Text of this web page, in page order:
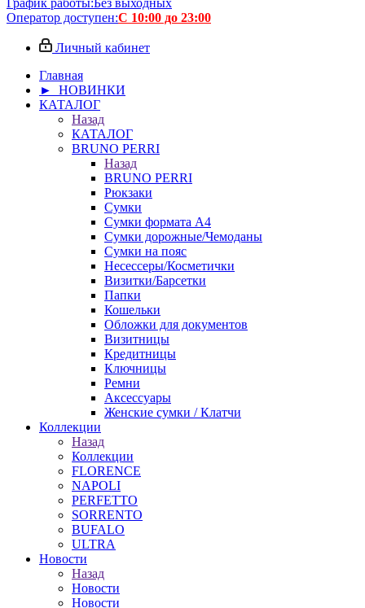
График работы: Без выходных
Оператор доступен:С 10:00 до 23:00
Личный кабинет
Главная
► НОВИНКИ
КАТАЛОГ
Назад
КАТАЛОГ
BRUNO PERRI
Назад
BRUNO PERRI
Рюкзаки
Сумки
Сумки формата А4
Сумки дорожные/Чемоданы
Сумки на пояс
Несессеры/Косметички
Визитки/Барсетки
Папки
Кошельки
Обложки для документов
Визитницы
Кредитницы
Ключницы
Ремни
Аксессуары
Женские сумки / Клатчи
Коллекции
Назад
Коллекции
FLORENCE
NAPOLI
PERFETTO
SORRENTO
BUFALO
ULTRA
Новости
Назад
Новости
Новости